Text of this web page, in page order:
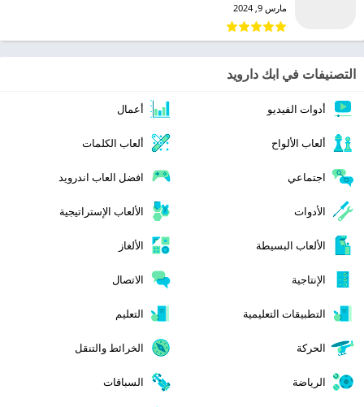
مارس 9, 2024
التصنيفات في ابك دارويد
أدوات الفيديو أعمال
ألعاب الألواح ألعاب الكلمات
اجتماعي افضل العاب اندرويد
الأدوات الألعاب الإستراتيجية
الألعاب البسيطة الألغاز
الإنتاجية الاتصال
التطبيقات التعليمية التعليم
الحركة الخرائط والتنقل
الرياضة السباقات